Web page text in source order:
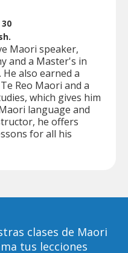
30
Maori speaker,
and a Master's in
also earned a
Reo Maori and a
which gives him
language and
he offers
for all his
clases de Maori
tus lecciones